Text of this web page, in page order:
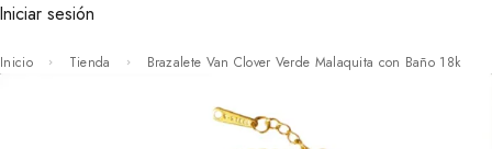
sesión
Inicio Tienda Brazalete Van Clover Verde Malaquita con Baño 18k